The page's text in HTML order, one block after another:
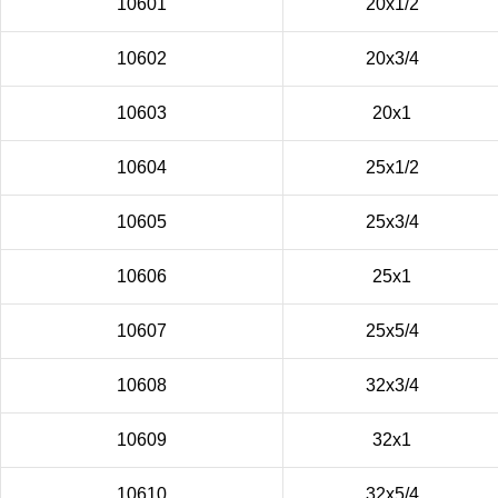
10601 20х1/2
10602 20х3/4
10603 20х1
10604 25х1/2
10605 25х3/4
10606 25х1
10607 25х5/4
10608 32х3/4
10609 32х1
10610 32х5/4